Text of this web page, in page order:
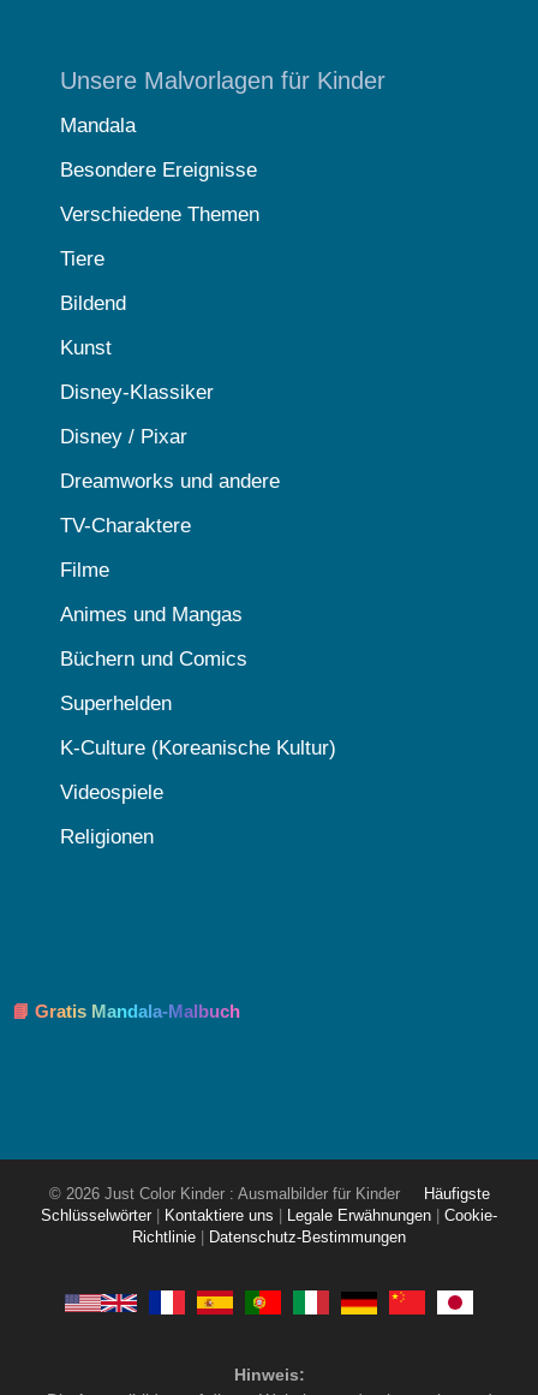
Unsere Malvorlagen für Kinder
Mandala
Besondere Ereignisse
Verschiedene Themen
Tiere
Bildend
Kunst
Disney-Klassiker
Disney / Pixar
Dreamworks und andere
TV-Charaktere
Filme
Animes und Mangas
Büchern und Comics
Superhelden
K-Culture (Koreanische Kultur)
Videospiele
Religionen
📘 Gratis Mandala-Malbuch
© 2026 Just Color Kinder : Ausmalbilder für Kinder
Häufigste
Schlüsselwörter
Kontaktiere uns Legale Erwähnungen
Cookie-
Richtlinie
Datenschutz-Bestimmungen
Hinweis: